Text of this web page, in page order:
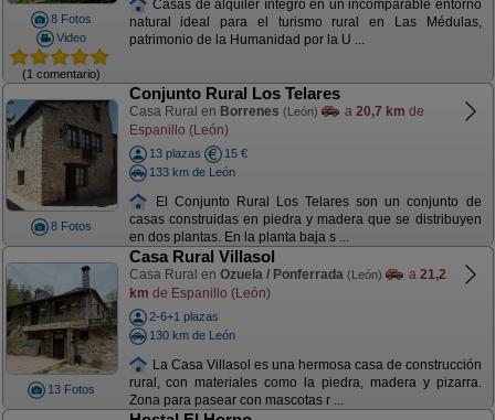
8 Fotos
Video
(1 comentario)
Casas de alquiler íntegro en un incomparable entorno
natural ideal para el turismo rural en Las Médulas,
patrimonio de la Humanidad por la U ...
8 Fotos
Conjunto Rural Los Telares
Casa Rural en Borrenes (León) a 20,7 km de
Espanillo (León)
13 plazas
15 €
133 km de León
El Conjunto Rural Los Telares son un conjunto de
casas construidas en piedra y madera que se distribuyen
en dos plantas. En la planta baja s ...
13 Fotos
Casa Rural Villasol
Casa Rural en Ozuela / Ponferrada (León) a 21,2
km de Espanillo (León)
2-6+1 plazas
130 km de León
La Casa Villasol es una hermosa casa de construcción
rural, con materiales como la piedra, madera y pizarra.
Zona para pasear con mascotas r ...